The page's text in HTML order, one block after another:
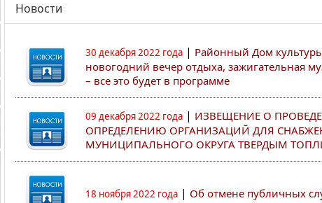
Новости
30 декабря 2022 года | Районный Дом
новогодний вечер отдыха, зажигательная
– все это будет в программе
09 декабря 2022 года | ИЗВЕЩЕНИЕ О
ОПРЕДЕЛЕНИЮ ОРГАНИЗАЦИЙ ДЛЯ
МУНИЦИПАЛЬНОГО ОКРУГА ТВЕРДЫМ
18 ноября 2022 года | Об отмене публичных